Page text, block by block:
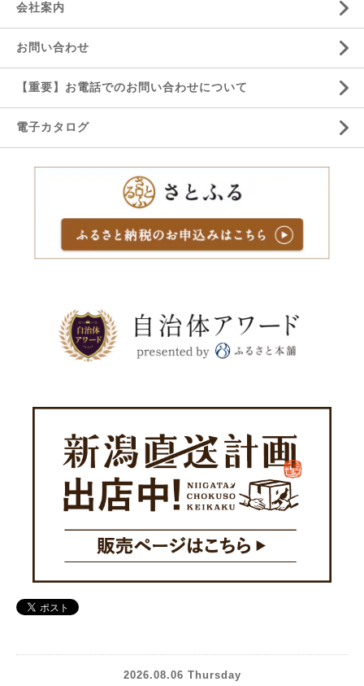
会社案内
お問い合わせ
【重要】お電話でのお問い合わせについて
電子カタログ
2026.08.06 Thursday